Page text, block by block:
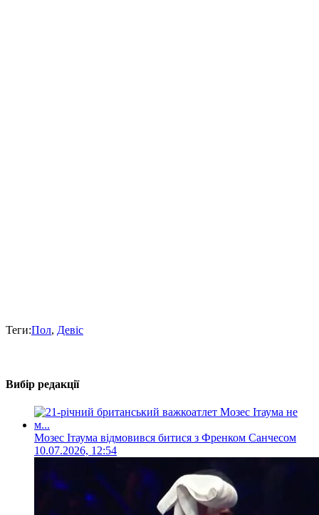
Теги:Пол, Девіс
Вибір редакції
Мозес Ітаума відмовився битися з Френком Санчесом
10.07.2026, 12:54